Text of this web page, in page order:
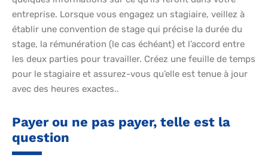
entreprise. Lorsque vous engagez un stagiaire, veillez à
établir une convention de stage qui précise la durée du
stage, la rémunération (le cas échéant) et l’accord entre
les deux parties pour travailler. Créez une feuille de temps
pour le stagiaire et assurez-vous qu’elle est tenue à jour
avec des heures exactes..
Payer ou ne pas payer, telle est la
question